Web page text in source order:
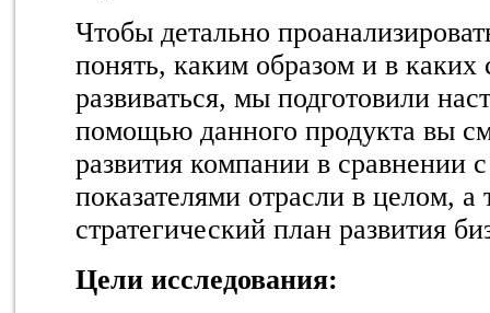
Чтобы детально
понять, каким образом и в каких
развиваться, мы подготовили
помощью данного продукта вы
развития компании в сравнении
показателями отрасли в целом, а
стратегический план развития
Цели исследования: